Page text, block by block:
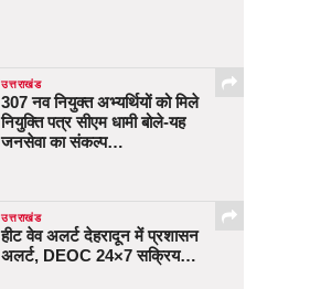
उत्तराखंड
307 नव नियुक्त अभ्यर्थियों को मिले
नियुक्ति पत्र सीएम धामी बोले-यह
जनसेवा का संकल्प…
उत्तराखंड
हीट वेव अलर्ट देहरादून में प्रशासन
अलर्ट, DEOC 24×7 सक्रिय…